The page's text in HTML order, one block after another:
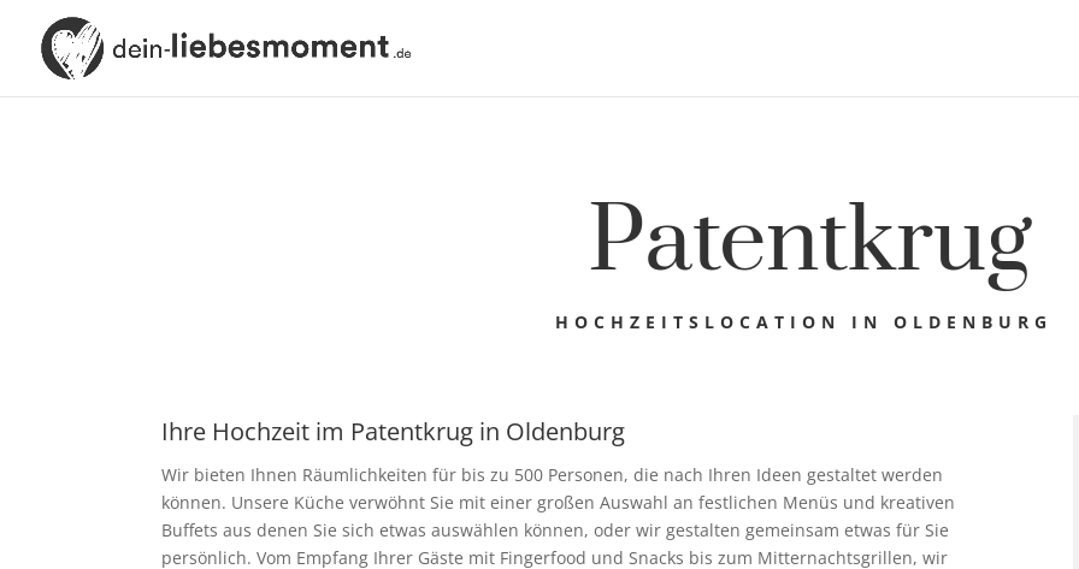
Patentkrug
HOCHZEITSLOCATION IN OLDENBURG
Ihre Hochzeit im Patentkrug in Oldenburg
Wir bieten Ihnen Räumlichkeiten für bis zu 500 Personen, die nach Ihren Ideen gestaltet werden
können. Unsere Küche verwöhnt Sie mit einer großen Auswahl an festlichen Menüs und kreativen
Buffets aus denen Sie sich etwas auswählen können, oder wir gestalten gemeinsam etwas für Sie
persönlich. Vom Empfang Ihrer Gäste mit Fingerfood und Snacks bis zum Mitternachtsgrillen, wir